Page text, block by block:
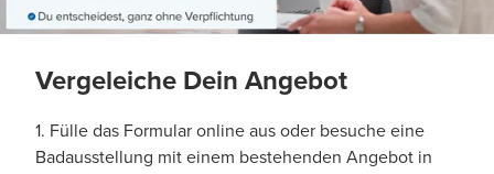
Vergeleiche Dein Angebot
1. Fülle das Formular online aus oder besuche eine
Badausstellung mit einem bestehenden Angebot in